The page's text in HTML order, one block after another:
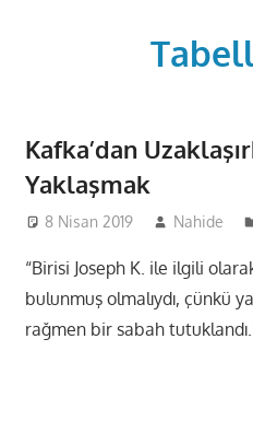
Kafka’dan
Yaklaşmak
8 Nisan 2019 Nahide
“Birisi Joseph K. ile ilgili
bulunmuş olmalıydı, çünkü
rağmen bir sabah